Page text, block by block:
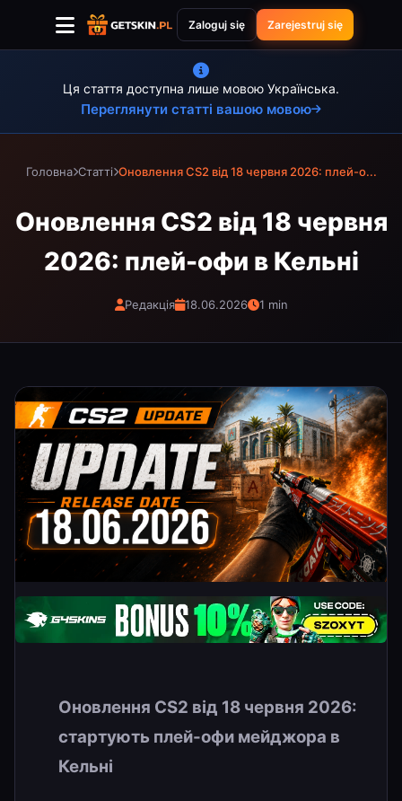
Zaloguj się Zarejestruj się
Ця стаття доступна лише мовою Українська.
Переглянути статті вашою мовою
Головна Статті Оновлення CS2 від 18 червня 2026: плей-о...
Оновлення CS2 від 18 червня
2026: плей-офи в Кельні
Редакція 18.06.2026 1 min
Оновлення CS2 від 18 червня 2026:
стартують плей-офи мейджора в
Кельні